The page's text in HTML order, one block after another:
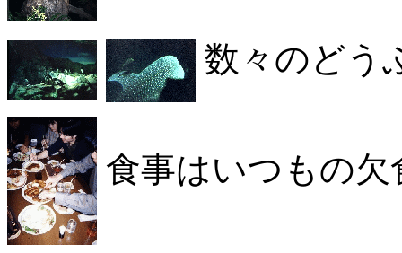
数々のどう
食事はいつもの欠